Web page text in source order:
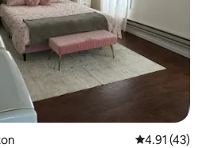
Calificación
4.91 (43)